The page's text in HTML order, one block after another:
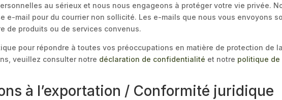
au sérieux et nous nous engageons à protéger votre vie privée.
e-mail pour du courrier non sollicité. Les e-mails que nous vous envoyons
de produits ou de services convenus.
pour répondre à toutes vos préoccupations en matière de protection de
veuillez consulter notre déclaration de confidentialité et notre politique de
à l’exportation / Conformité juridique